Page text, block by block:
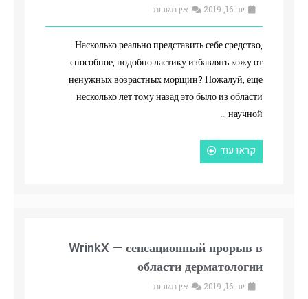
יוני 16, 2019 אין תגובות
Насколько реально представить себе средство,
способное, подобно ластику избавлять кожу от
ненужных возрастных морщин? Пожалуй, еще
несколько лет тому назад это было из области
научной …
קראו עוד
WrinkX — сенсационный прорыв в
области дерматологии
יוני 16, 2019 אין תגובות